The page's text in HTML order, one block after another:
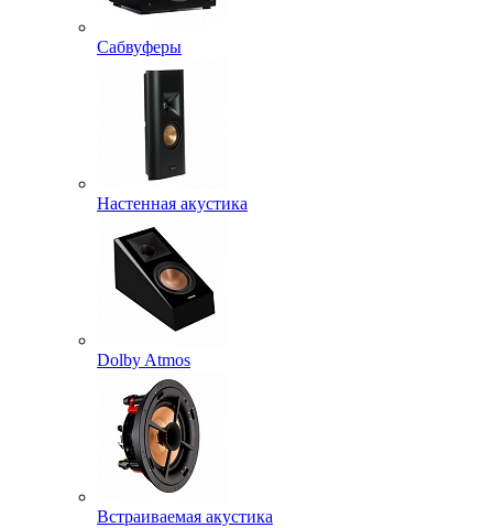
Сабвуферы
Настенная акустика
Dolby Atmos
Встраиваемая акустика